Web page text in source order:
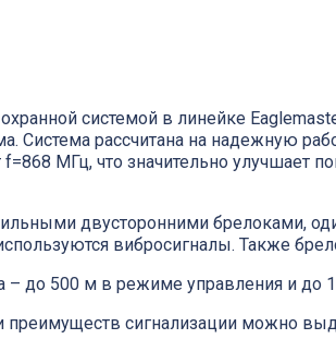
системой в линейке
Система рассчитана на надежную
f=868 МГц, что значительно
двусторонними брелоками,
вибросигналы. Также
– до 500 м в режиме управления и
сигнализации можно